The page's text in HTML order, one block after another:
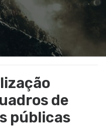
de
públicas